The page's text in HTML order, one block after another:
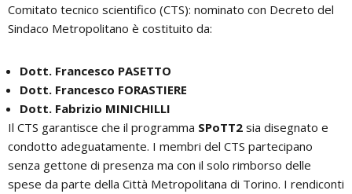
Comitato tecnico scientifico (CTS): nominato con Decreto del
Sindaco Metropolitano è costituito da:
Dott. Francesco PASETTO
Dott. Francesco FORASTIERE
Dott. Fabrizio MINICHILLI
Il CTS garantisce che il programma SPoTT2 sia disegnato e
condotto adeguatamente. I membri del CTS partecipano
senza gettone di presenza ma con il solo rimborso delle
spese da parte della Città Metropolitana di Torino. I rendiconti